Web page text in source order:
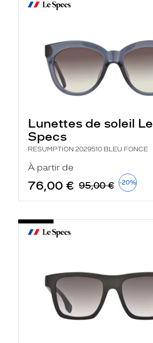
Lunettes de soleil Le
Specs
RESUMPTION 2029510 BLEU FONCE
À partir de
76,00 € 95,00 € -20%